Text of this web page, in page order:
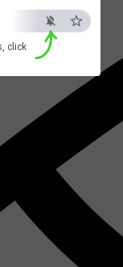
click